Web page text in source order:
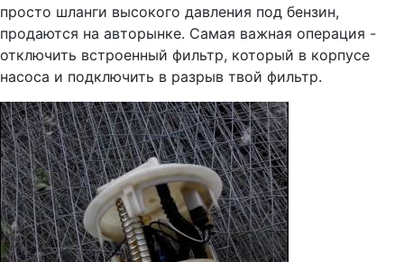
просто шланги высокого давления под бензин,
продаются на авторынке. Самая важная операция -
отключить встроенный фильтр, который в корпусе
насоса и подключить в разрыв твой фильтр.